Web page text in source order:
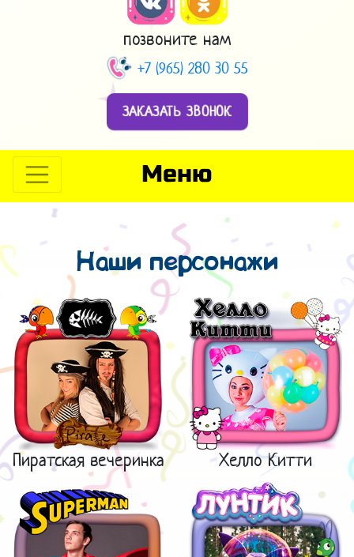
позвоните нам
+7 (965) 280 30 55
ЗАКАЗАТЬ ЗВОНОК
Меню
Наши персонажи
Пиратская вечеринка Хелло Китти